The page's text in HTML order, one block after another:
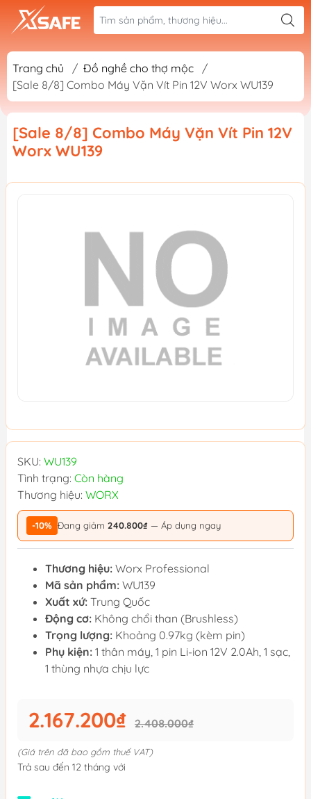
Trang chủ / Đồ nghề cho thợ mộc
/
[Sale 8/8] Combo Máy Vặn Vít Pin 12V Worx WU139
[Sale 8/8] Combo Máy Vặn Vít Pin 12V
Worx WU139
SKU: WU139
Tình trạng: Còn hàng
Thương hiệu: WORX
-10% Đang giảm 240.800₫ — Áp dụng ngay
Thương hiệu: Worx Professional
Mã sản phẩm: WU139
Xuất xứ: Trung Quốc
Động cơ: Không chổi than (Brushless)
Trọng lượng: Khoảng 0.97kg (kèm pin)
Phụ kiện: 1 thân máy, 1 pin Li-ion 12V 2.0Ah, 1 sạc,
1 thùng nhựa chịu lực
2.167.200₫ 2.408.000₫
(Giá trên đã bao gồm thuế VAT)
Trả sau đến 12 tháng với